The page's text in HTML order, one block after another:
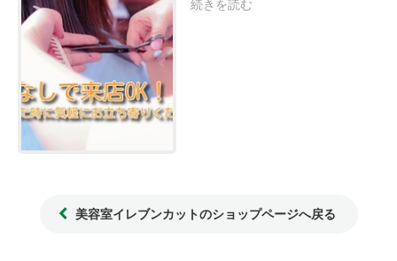
続きを読む
美容室イレブンカットのショップページへ戻る